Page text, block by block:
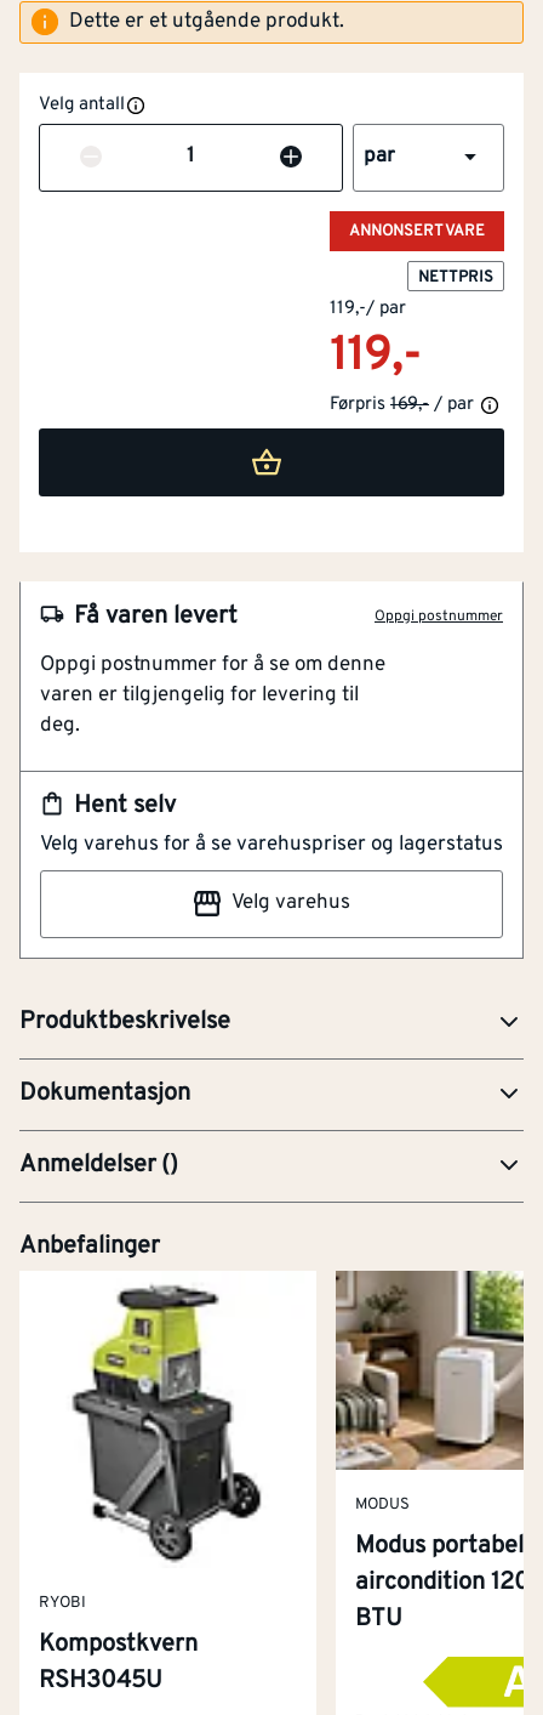
Dette er et utgående produkt.
Velg antall
Antall par
ANNONSERT VARE
NETTPRIS
119,-/ par
119,-
Førpris 169,- / par
Hent selv
Velg varehus for å se varehuspriser og lagerstatus
Velg varehus
Få varen levert Oppgi postnummer
Oppgi postnummer for å se om denne
varen er tilgjengelig for levering til
deg.
Produktbeskrivelse
Artikkelnummer 101114928
Forenkler Arbeidet Ved Belisting
Høy Kvalitet
Gir Et Pent Og Eksklusivt Resultat
Enkel Montering
Ubehandlet pynteklosser for pen sammenføying av
dør og vindu lister. Passer opptil 21x70mm list. Finnes i
flere modeller og størrelser. I ubehandlet furu. Finnes
også i hvitmalt. Passer sammen med bunnkloss nr.
Dokumentasjon
FDV-Forvaltning, drift og vedlikehold
Anmeldelser()
Anbefalinger
RYOBI
Kompostkvern
RSH3045U
MODUS
Modus portabel
aircondition
BTU